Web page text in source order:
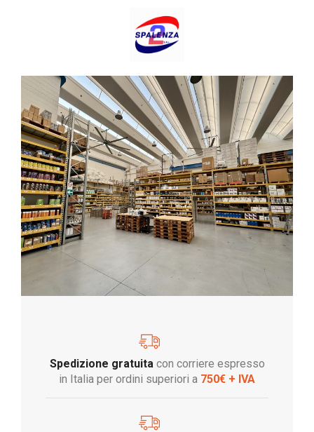
Spedizione gratuita con corriere espresso
in Italia per ordini superiori a 750€ + IVA